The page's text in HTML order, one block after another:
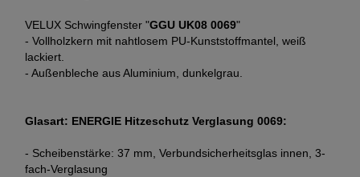
VELUX Schwingfenster "GGU UK08 0069"
- Vollholzkern mit nahtlosem PU-Kunststoffmantel, weiß
lackiert.
- Außenbleche aus Aluminium, dunkelgrau.
Glasart: ENERGIE Hitzeschutz Verglasung 0069:
- Scheibenstärke: 37 mm, Verbundsicherheitsglas innen, 3-
fach-Verglasung